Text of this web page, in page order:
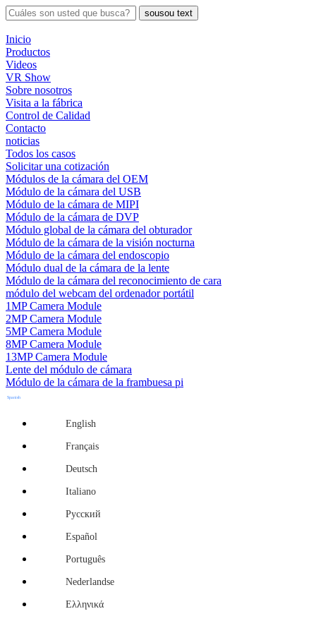
sousou text
Inicio
Productos
Videos
VR Show
Sobre nosotros
Visita a la fábrica
Control de Calidad
Contacto
noticias
Todos los casos
Solicitar una cotización
Módulos de la cámara del OEM
Módulo de la cámara del USB
Módulo de la cámara de MIPI
Módulo de la cámara de DVP
Módulo global de la cámara del obturador
Módulo de la cámara de la visión nocturna
Módulo de la cámara del endoscopio
Módulo dual de la cámara de la lente
Módulo de la cámara del reconocimiento de cara
módulo del webcam del ordenador portátil
1MP Camera Module
2MP Camera Module
5MP Camera Module
8MP Camera Module
13MP Camera Module
Lente del módulo de cámara
Módulo de la cámara de la frambuesa pi
Spanish
English
Français
Deutsch
Italiano
Русский
Español
Português
Nederlandse
Ελληνικά